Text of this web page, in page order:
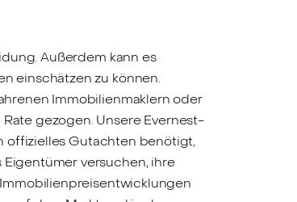
Außerdem kann es
einschätzen zu können.
Immobilienmaklern oder
gezogen. Unsere Evernest-
offizielles Gutachten benötigt,
versuchen, ihre